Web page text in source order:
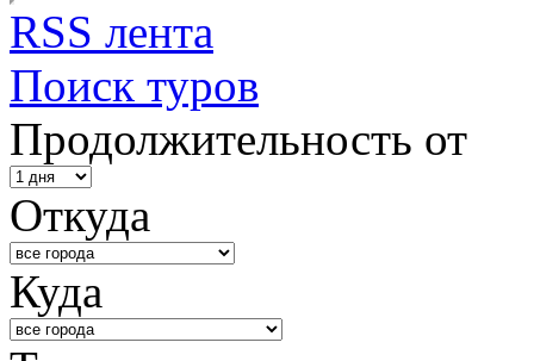
RSS лента
Поиск туров
Продолжительность от
Откуда
Куда